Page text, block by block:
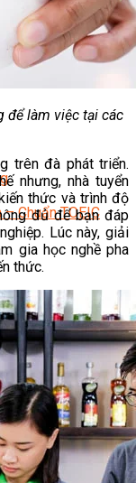
Dịch Vụ Ăn Uống
Chuẩn TOEIC
để làm việc tại các
trên đà phát triển.
nhưng, nhà tuyển
thức và trình độ
đủ để bạn đáp
Lúc này, giải
gia học nghề pha
thức.